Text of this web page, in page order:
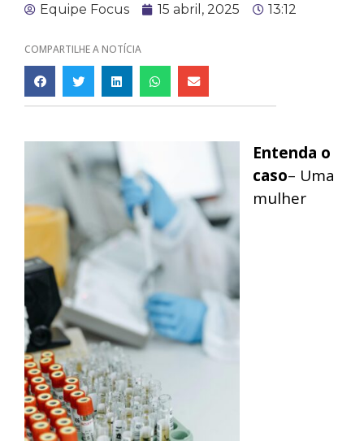
Equipe Focus 15 abril, 2025 13:12
COMPARTILHE A NOTÍCIA
Entenda o
caso– Uma
mulher